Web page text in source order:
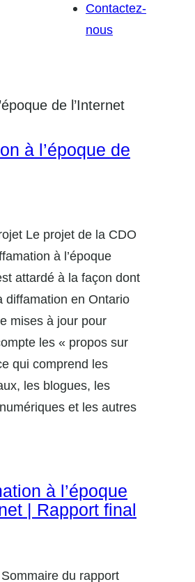
Contactez-
nous
de l’Internet
à l’époque de
Le projet de la CDO
à l’époque
attardé à la façon dont
diffamation en Ontario
mises à jour pour
les « propos sur
qui comprend les
les blogues, les
et les autres
à l’époque
| Rapport final
du rapport